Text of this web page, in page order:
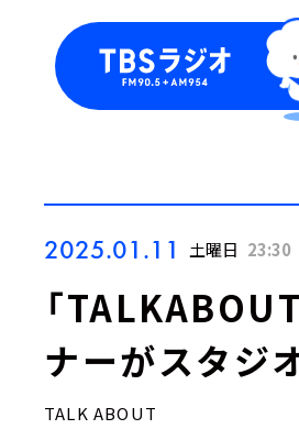
2025.01.11 土曜日 23:30
「
ナーがスタジ
TALK ABOUT